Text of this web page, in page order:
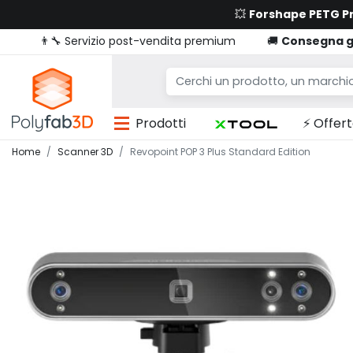
💥 Forshape PETG
👨‍🔧 Servizio post-vendita premium
🚚 Consegna
Prodotti ⚡
Home Scanner 3D Revopoint POP 3 Plus Standard Edition